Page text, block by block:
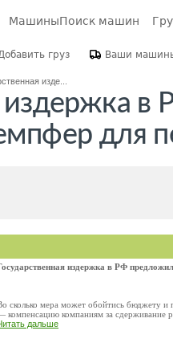
МашиныПоиск машин
груз Ваши
изде...
издержка
для
издержка в РФ
сколько мера может обойтись бюджету и
компенсацию компаниям за сдерживание
дальше